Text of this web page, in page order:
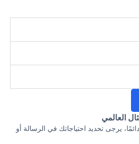
العالمي
يرجى تحديد احتياجاتك في الرسالة أو